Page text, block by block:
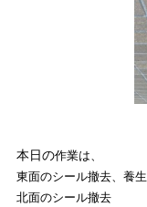
本日の作業は、
東面のシール撤去、養生
北面のシール撤去